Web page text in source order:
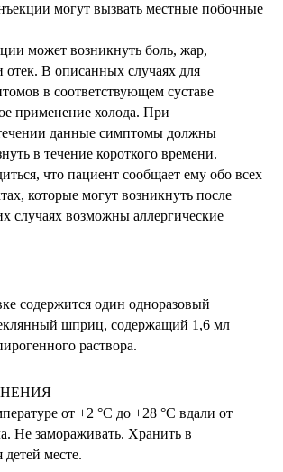
могут вызвать местные побочные
может возникнуть боль, жар,
отек. В описанных случаях для
в соответствующем суставе
применение холода. При
данные симптомы должны
в течение короткого времени.
что пациент сообщает ему обо всех
которые могут возникнуть после
случаях возможны аллергические
содержится один одноразовый
шприц, содержащий 1,6 мл
раствора.
от +2 °С до +28 °С вдали от
Не замораживать. Хранить в
месте.
СОГЛАШЕНИЕ